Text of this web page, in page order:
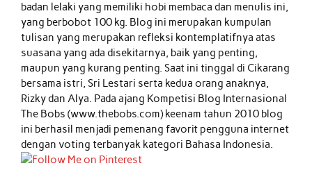
badan lelaki yang memiliki hobi membaca dan menulis ini,
yang berbobot 100 kg. Blog ini merupakan kumpulan
tulisan yang merupakan refleksi kontemplatifnya atas
suasana yang ada disekitarnya, baik yang penting,
maupun yang kurang penting. Saat ini tinggal di Cikarang
bersama istri, Sri Lestari serta kedua orang anaknya,
Rizky dan Alya. Pada ajang Kompetisi Blog Internasional
The Bobs (www.thebobs.com) keenam tahun 2010 blog
ini berhasil menjadi pemenang favorit pengguna internet
dengan voting terbanyak kategori Bahasa Indonesia.